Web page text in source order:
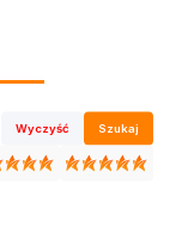
Wyczyść Szukaj